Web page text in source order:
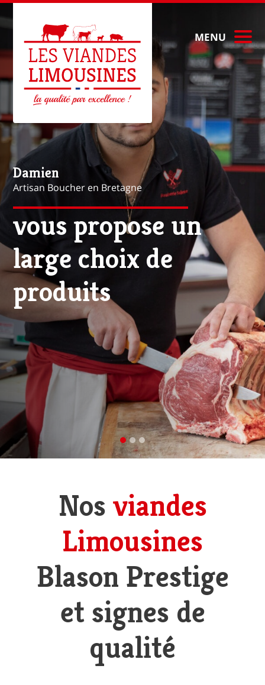
MENU
Mathieu
Artisan Boucher à Paris
vous propose une
viande d'excellence
Nos viandes
Limousines
Blason Prestige
et signes de
qualité